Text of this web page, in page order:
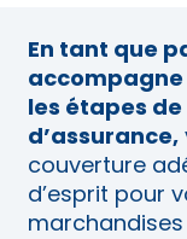
En tant que
accompagne
les étapes
d’assurance,
couverture
d’esprit pour